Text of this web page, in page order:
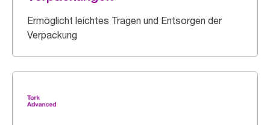
Ermöglicht leichtes Tragen und Entsorgen der
Verpackung